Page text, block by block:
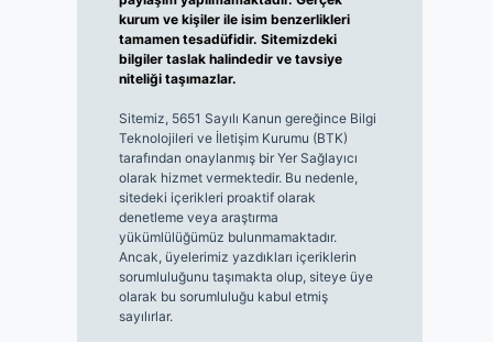
kurum ve kişiler ile isim benzerlikleri
tamamen tesadüfidir. Sitemizdeki
bilgiler taslak halindedir ve tavsiye
niteliği taşımazlar.
Sitemiz, 5651 Sayılı Kanun gereğince Bilgi
Teknolojileri ve İletişim Kurumu (BTK)
tarafından onaylanmış bir Yer Sağlayıcı
olarak hizmet vermektedir. Bu nedenle,
sitedeki içerikleri proaktif olarak
denetleme veya araştırma
yükümlülüğümüz bulunmamaktadır.
Ancak, üyelerimiz yazdıkları içeriklerin
sorumluluğunu taşımakta olup, siteye üye
olarak bu sorumluluğu kabul etmiş
sayılırlar.